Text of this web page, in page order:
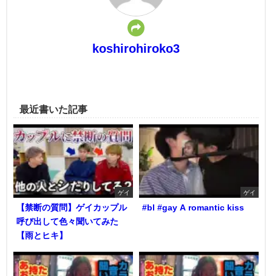
koshirohiroko3
最近書いた記事
ゲイ
【禁断の質問】ゲイカップル
呼び出して色々聞いてみた
【雨とヒキ】
ゲイ
#bl #gay A romantic kiss